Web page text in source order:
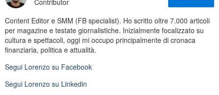
Contributor
Content Editor e SMM (FB specialist). Ho scritto oltre 7.000 articoli
per magazine e testate giornalistiche. Inizialmente focalizzato su
cultura e spettacoli, oggi mi occupo principalmente di cronaca
finanziaria, politica e attualità.
Segui Lorenzo su Facebook
Segui Lorenzo su Linkedin